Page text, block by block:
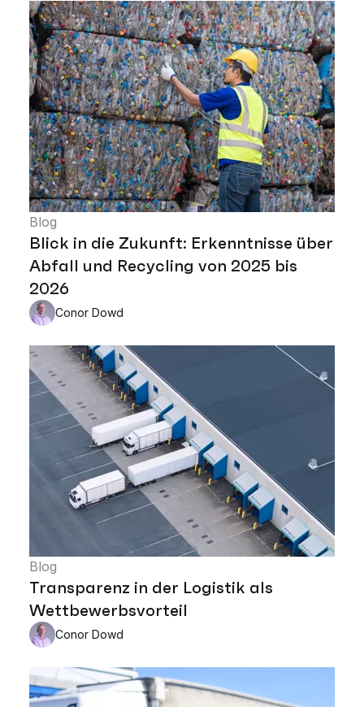
Blog
Blick in die Zukunft: Erkenntnisse über
Abfall und Recycling von 2025 bis
2026
Conor Dowd
Blog
Transparenz in der Logistik als
Wettbewerbsvorteil
Conor Dowd